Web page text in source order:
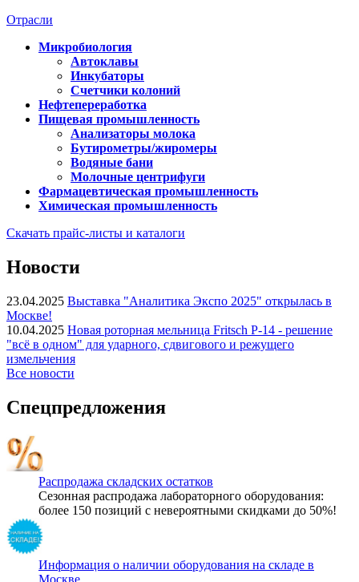
Отрасли
Микробиология
Автоклавы
Инкубаторы
Счетчики колоний
Нефтепереработка
Пищевая промышленность
Анализаторы молока
Бутирометры/жиромеры
Водяные бани
Молочные центрифуги
Фармацевтическая промышленность
Химическая промышленность
Скачать прайс-листы и каталоги
Новости
23.04.2025 Выставка "Аналитика Экспо 2025" открылась в
Москве!
10.04.2025 Новая роторная мельница Fritsch P-14 - решение
"всё в одном" для ударного, сдвигового и режущего
измельчения
Все новости
Спецпредложения
Распродажа складских остатков
Сезонная распродажа лабораторного оборудования:
более 150 позиций с невероятными скидками до 50%!
Информация о наличии оборудования на складе в
Москве